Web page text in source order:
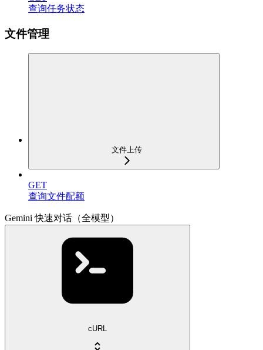
查询任务状态
文件管理
文件上传
GET
查询文件配额
Gemini 快速对话（全模型）
cURL